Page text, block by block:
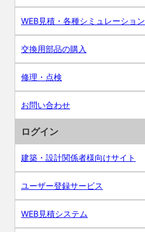
WEB見積・各種シミュレーション
交換用部品の購入
修理・点検
お問い合わせ
ログイン
建築・設計関係者様向けサイト
ユーザー登録サービス
WEB見積システム